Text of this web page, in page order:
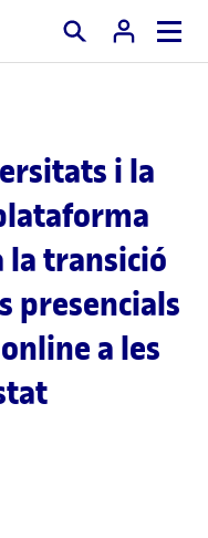
Cercar
i la
la transició
presencials
a les